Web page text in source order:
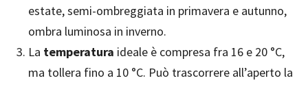
estate, semi-ombreggiata in primavera e autunno,
ombra luminosa in inverno.
La temperatura ideale è compresa fra 16 e 20 °C,
ma tollera fino a 10 °C. Può trascorrere all’aperto la